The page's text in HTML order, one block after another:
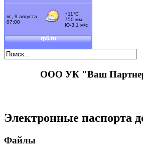
ООО УК "Ваш
Электронные паспорта
Файлы